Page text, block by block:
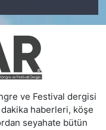
ve Festival dergisi
haberleri, köşe
seyahate bütün